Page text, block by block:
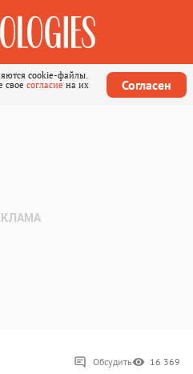
cookie-файлы.
свое согласие на их
Согласен
Обсудить 16 369